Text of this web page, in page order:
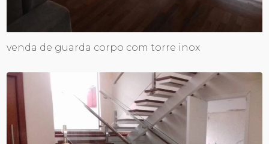
venda de guarda corpo com torre inox